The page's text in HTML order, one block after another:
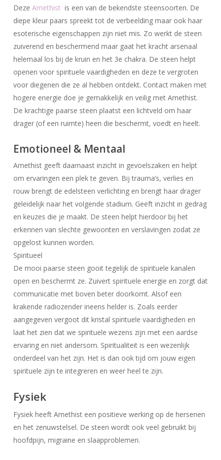
Geen producten in uw winkelwagen.
Deze Amethist is een van de bekendste steensoorten. De
diepe kleur paars spreekt tot de verbeelding maar ook haar
esoterische eigenschappen zijn niet mis. Zo werkt de steen
zuiverend en beschermend maar gaat het kracht arsenaal
helemaal los bij de kruin en het 3e chakra. De steen helpt
openen voor spirituele vaardigheden en deze te vergroten
voor diegenen die ze al hebben ontdekt. Contact maken met
hogere energie doe je gemakkelijk en veilig met Amethist.
De krachtige paarse steen plaatst een lichtveld om haar
drager (of een ruimte) heen die beschermt, voedt en heelt.
Emotioneel & Mentaal
Amethist geeft daarnaast inzicht in gevoelszaken en helpt
om ervaringen een plek te geven. Bij trauma’s, verlies en
rouw brengt de edelsteen verlichting en brengt haar drager
geleidelijk naar het volgende stadium. Geeft inzicht in gedrag
en keuzes die je maakt. De steen helpt hierdoor bij het
erkennen van slechte gewoonten en verslavingen zodat ze
opgelost kunnen worden.
Spiritueel
De mooi paarse steen gooit tegelijk de spirituele kanalen
open en beschermt ze. Zuivert spirituele energie en zorgt dat
communicatie met boven beter doorkomt. Alsof een
krakende radiozender ineens helder is. Zoals eerder
aangegeven vergoot dit kristal spirituele vaardigheden en
laat het zien dat we spirituele wezens zijn met een aardse
ervaring en niet andersom. Spiritualiteit is een wezenlijk
onderdeel van het zijn. Het is dan ook tijd om jouw eigen
spirituele zijn te integreren en weer heel te zijn.
Fysiek
Fysiek heeft Amethist een positieve werking op de hersenen
en het zenuwstelsel. De steen wordt ook veel gebruikt bij
hoofdpijn, migraine en slaapproblemen.